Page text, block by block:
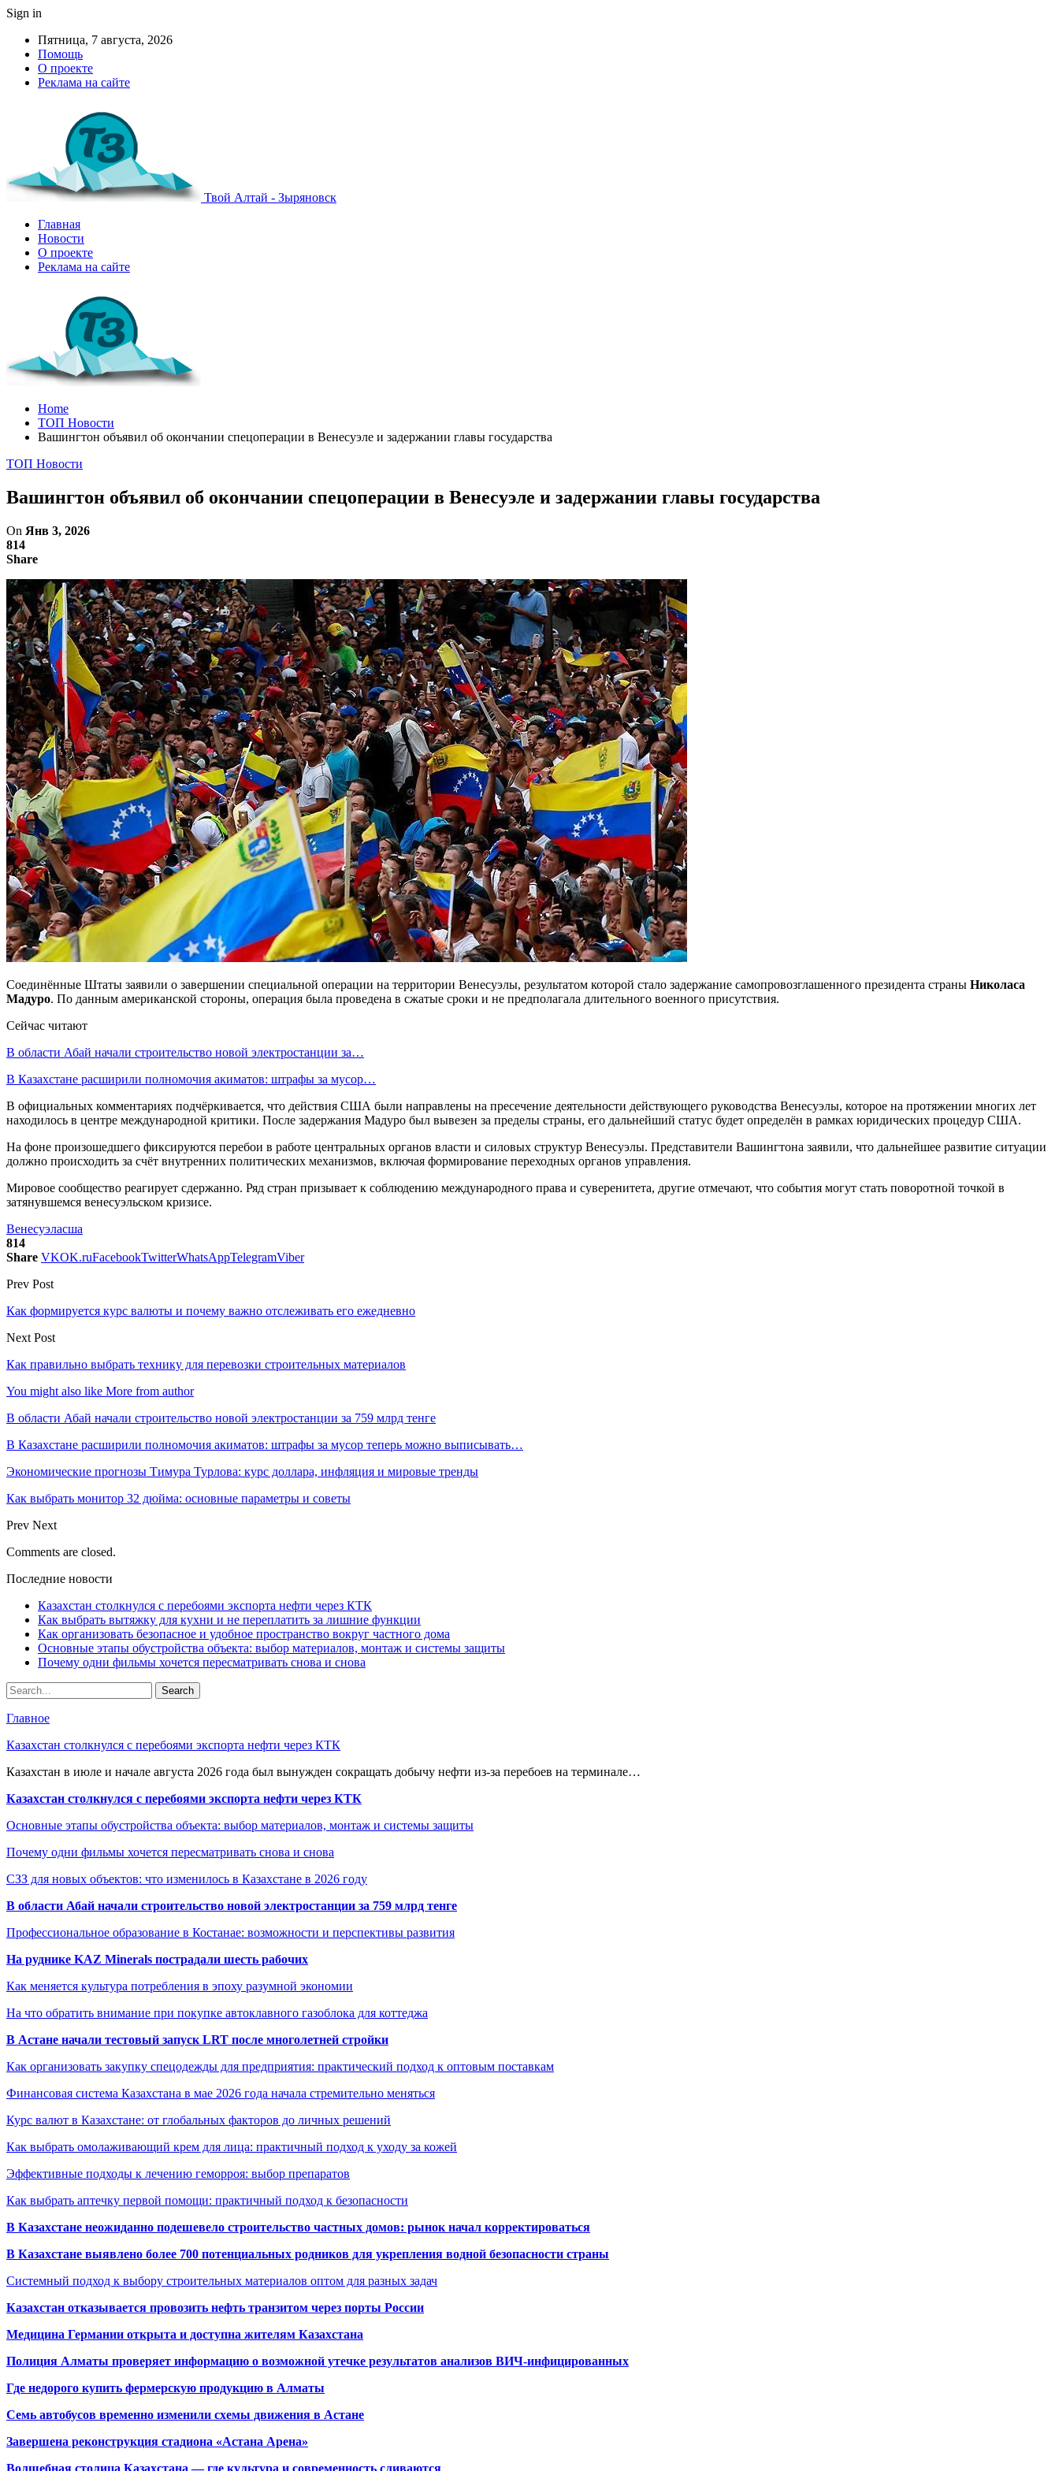
Sign in
Пятница, 7 августа, 2026
Помощь
О проекте
Реклама на сайте
Твой Алтай - Зыряновск
Главная
Новости
О проекте
Реклама на сайте
Home
ТОП Новости
Вашингтон объявил об окончании спецоперации в Венесуэле и задержании главы государства
ТОП Новости
Вашингтон объявил об окончании спецоперации в Венесуэле и задержании главы государства
On Янв 3, 2026
814
Share
Соединённые Штаты заявили о завершении специальной операции на территории Венесуэлы, результатом которой стало задержание самопровозглашенного президента страны Николаса
Мадуро. По данным американской стороны, операция была проведена в сжатые сроки и не предполагала длительного военного присутствия.
Сейчас читают
В области Абай начали строительство новой электростанции за…
В Казахстане расширили полномочия акиматов: штрафы за мусор…
В официальных комментариях подчёркивается, что действия США были направлены на пресечение деятельности действующего руководства Венесуэлы, которое на протяжении многих лет
находилось в центре международной критики. После задержания Мадуро был вывезен за пределы страны, его дальнейший статус будет определён в рамках юридических процедур США.
На фоне произошедшего фиксируются перебои в работе центральных органов власти и силовых структур Венесуэлы. Представители Вашингтона заявили, что дальнейшее развитие ситуации
должно происходить за счёт внутренних политических механизмов, включая формирование переходных органов управления.
Мировое сообщество реагирует сдержанно. Ряд стран призывает к соблюдению международного права и суверенитета, другие отмечают, что события могут стать поворотной точкой в
затянувшемся венесуэльском кризисе.
Венесуэласша
814
Share VKOK.ruFacebookTwitterWhatsAppTelegramViber
Prev Post
Как формируется курс валюты и почему важно отслеживать его ежедневно
Next Post
Как правильно выбрать технику для перевозки строительных материалов
You might also like More from author
В области Абай начали строительство новой электростанции за 759 млрд тенге
В Казахстане расширили полномочия акиматов: штрафы за мусор теперь можно выписывать…
Экономические прогнозы Тимура Турлова: курс доллара, инфляция и мировые тренды
Как выбрать монитор 32 дюйма: основные параметры и советы
Prev Next
Comments are closed.
Последние новости
Казахстан столкнулся с перебоями экспорта нефти через КТК
Как выбрать вытяжку для кухни и не переплатить за лишние функции
Как организовать безопасное и удобное пространство вокруг частного дома
Основные этапы обустройства объекта: выбор материалов, монтаж и системы защиты
Почему одни фильмы хочется пересматривать снова и снова
Главное
Казахстан столкнулся с перебоями экспорта нефти через КТК
Казахстан в июле и начале августа 2026 года был вынужден сокращать добычу нефти из-за перебоев на терминале…
Казахстан столкнулся с перебоями экспорта нефти через КТК
Основные этапы обустройства объекта: выбор материалов, монтаж и системы защиты
Почему одни фильмы хочется пересматривать снова и снова
СЗЗ для новых объектов: что изменилось в Казахстане в 2026 году
В области Абай начали строительство новой электростанции за 759 млрд тенге
Профессиональное образование в Костанае: возможности и перспективы развития
На руднике KAZ Minerals пострадали шесть рабочих
Как меняется культура потребления в эпоху разумной экономии
На что обратить внимание при покупке автоклавного газоблока для коттеджа
В Астане начали тестовый запуск LRT после многолетней стройки
Как организовать закупку спецодежды для предприятия: практический подход к оптовым поставкам
Финансовая система Казахстана в мае 2026 года начала стремительно меняться
Курс валют в Казахстане: от глобальных факторов до личных решений
Как выбрать омолаживающий крем для лица: практичный подход к уходу за кожей
Эффективные подходы к лечению геморроя: выбор препаратов
Как выбрать аптечку первой помощи: практичный подход к безопасности
В Казахстане неожиданно подешевело строительство частных домов: рынок начал корректироваться
В Казахстане выявлено более 700 потенциальных родников для укрепления водной безопасности страны
Системный подход к выбору строительных материалов оптом для разных задач
Казахстан отказывается провозить нефть транзитом через порты России
Медицина Германии открыта и доступна жителям Казахстана
Полиция Алматы проверяет информацию о возможной утечке результатов анализов ВИЧ-инфицированных
Где недорого купить фермерскую продукцию в Алматы
Семь автобусов временно изменили схемы движения в Астане
Завершена реконструкция стадиона «Астана Арена»
Волшебная столица Казахстана — где культура и современность сливаются